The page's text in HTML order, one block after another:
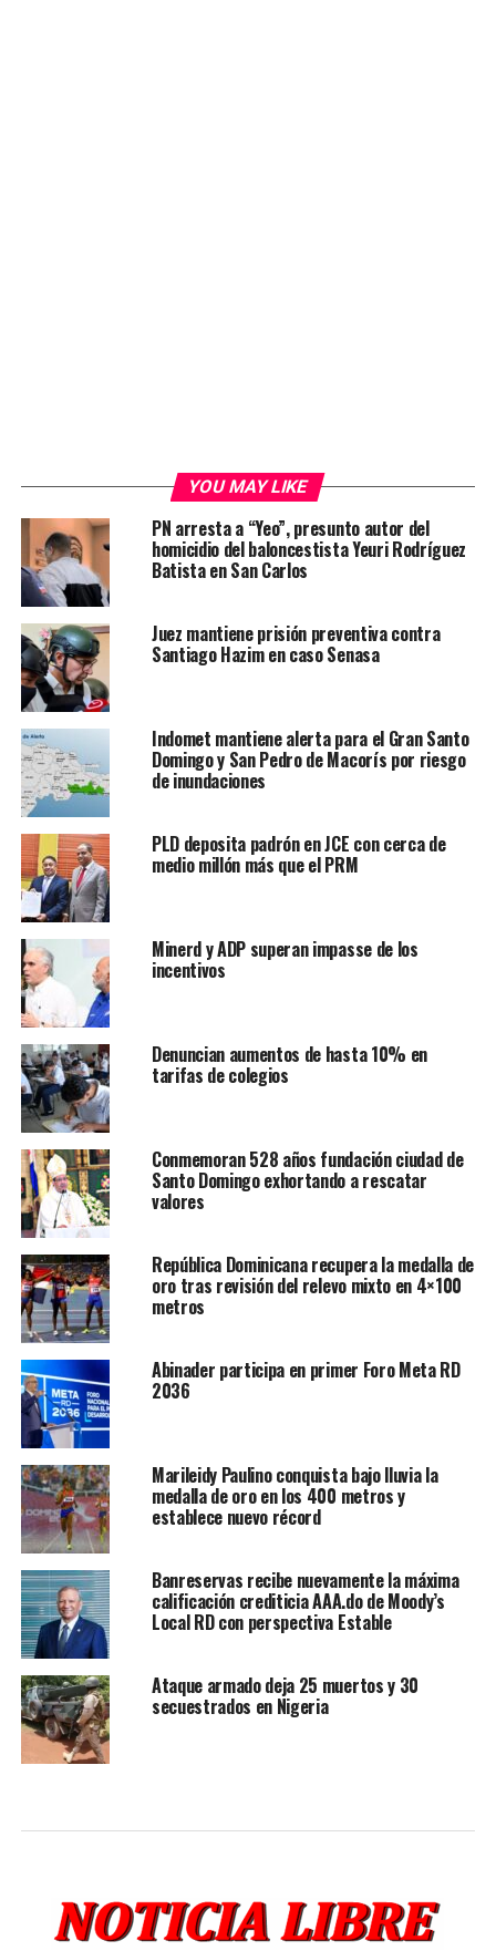
YOU MAY LIKE
PN arresta a “Yeo”, presunto autor del
homicidio del baloncestista Yeuri Rodríguez
Batista en San Carlos
Juez mantiene prisión preventiva contra
Santiago Hazim en caso Senasa
Indomet mantiene alerta para el Gran Santo
Domingo y San Pedro de Macorís por riesgo
de inundaciones
PLD deposita padrón en JCE con cerca de
medio millón más que el PRM
Minerd y ADP superan impasse de los
incentivos
Denuncian aumentos de hasta 10% en
tarifas de colegios
Conmemoran 528 años fundación ciudad de
Santo Domingo exhortando a rescatar
valores
República Dominicana recupera la medalla de
oro tras revisión del relevo mixto en 4×100
metros
Abinader participa en primer Foro Meta RD
2036
Marileidy Paulino conquista bajo lluvia la
medalla de oro en los 400 metros y
establece nuevo récord
Banreservas recibe nuevamente la máxima
calificación crediticia AAA.do de Moody’s
Local RD con perspectiva Estable
Ataque armado deja 25 muertos y 30
secuestrados en Nigeria